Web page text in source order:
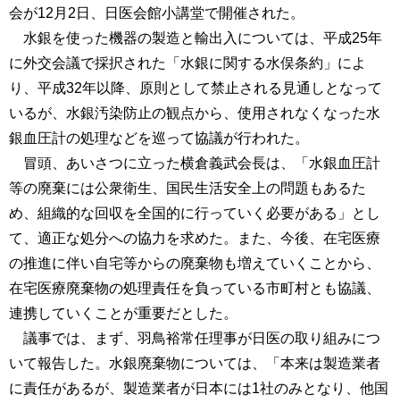
会が12月2日、日医会館小講堂で開催された。
水銀を使った機器の製造と輸出入については、平成25年
に外交会議で採択された「水銀に関する水俣条約」によ
り、平成32年以降、原則として禁止される見通しとなって
いるが、水銀汚染防止の観点から、使用されなくなった水
銀血圧計の処理などを巡って協議が行われた。
冒頭、あいさつに立った横倉義武会長は、「水銀血圧計
等の廃棄には公衆衛生、国民生活安全上の問題もあるた
め、組織的な回収を全国的に行っていく必要がある」とし
て、適正な処分への協力を求めた。また、今後、在宅医療
の推進に伴い自宅等からの廃棄物も増えていくことから、
在宅医療廃棄物の処理責任を負っている市町村とも協議、
連携していくことが重要だとした。
議事では、まず、羽鳥裕常任理事が日医の取り組みにつ
いて報告した。水銀廃棄物については、「本来は製造業者
に責任があるが、製造業者が日本には1社のみとなり、他国